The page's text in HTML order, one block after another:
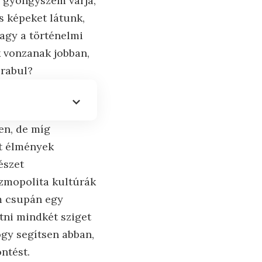
képeket látunk,
a történelmi
jobban,
de míg
élmények
kultúrák
csupán egy
mindkét sziget
segítsen abban,